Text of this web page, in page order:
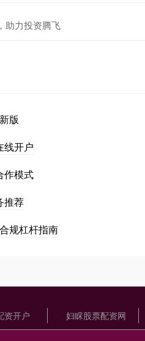
助力投资腾飞
版
线开户
作模式
推荐
规杠杆指南
资开户 妇睬股票配资网